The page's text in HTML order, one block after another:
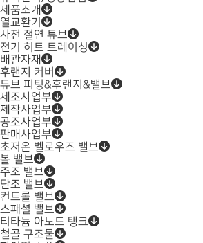
제품소개
열교환기
사전 절연 튜브
전기 히트 트레이싱
배관자재
후랜지 커버
튜브 피팅&후랜지&밸브
제조사업부
제작사업부
공조사업부
판매사업부
초저온 벨로우즈 밸브
볼 밸브
주조 밸브
단조 밸브
컨트롤 밸브
스패셜 밸브
티타늄 아노드 탱크
철골 구조물